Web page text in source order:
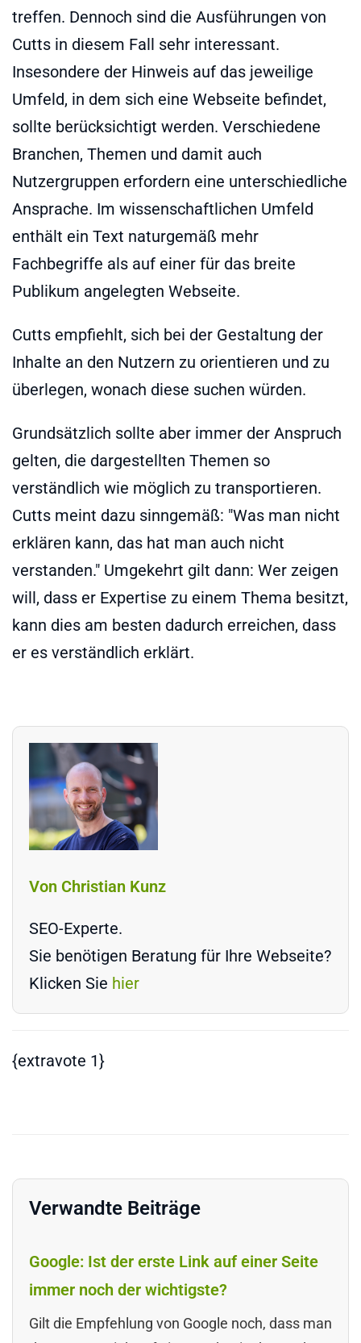
treffen. Dennoch sind die Ausführungen von
Cutts in diesem Fall sehr interessant.
Insesondere der Hinweis auf das jeweilige
Umfeld, in dem sich eine Webseite befindet,
sollte berücksichtigt werden. Verschiedene
Branchen, Themen und damit auch
Nutzergruppen erfordern eine unterschiedliche
Ansprache. Im wissenschaftlichen Umfeld
enthält ein Text naturgemäß mehr
Fachbegriffe als auf einer für das breite
Publikum angelegten Webseite.
Cutts empfiehlt, sich bei der Gestaltung der
Inhalte an den Nutzern zu orientieren und zu
überlegen, wonach diese suchen würden.
Grundsätzlich sollte aber immer der Anspruch
gelten, die dargestellten Themen so
verständlich wie möglich zu transportieren.
Cutts meint dazu sinngemäß: "Was man nicht
erklären kann, das hat man auch nicht
verstanden." Umgekehrt gilt dann: Wer zeigen
will, dass er Expertise zu einem Thema besitzt,
kann dies am besten dadurch erreichen, dass
er es verständlich erklärt.
Von Christian Kunz
SEO-Experte.
Sie benötigen Beratung für Ihre Webseite?
Klicken Sie hier
{extravote 1}
Verwandte Beiträge
Google: Ist der erste Link auf einer Seite
immer noch der wichtigste?
Gilt die Empfehlung von Google noch, dass man